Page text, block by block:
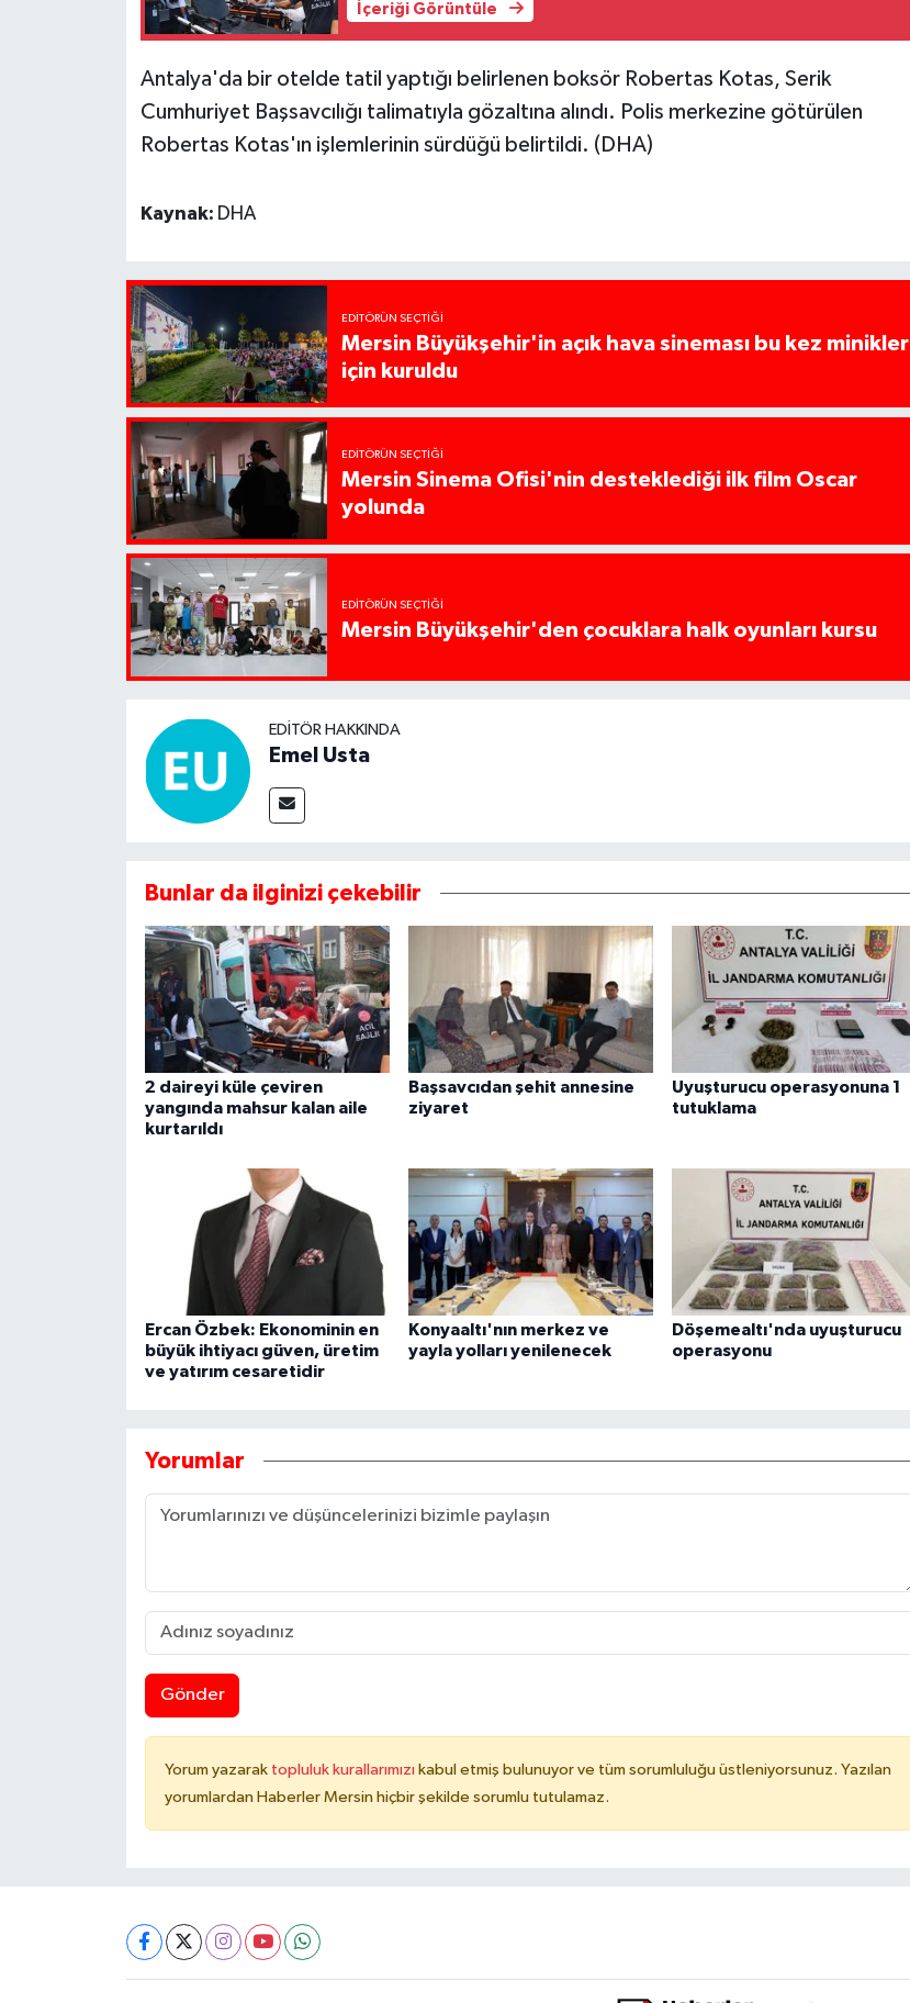
İçeriği Görüntüle
Antalya'da bir otelde tatil yaptığı belirlenen boksör Robertas Kotas, Serik
Cumhuriyet Başsavcılığı talimatıyla gözaltına alındı. Polis merkezine götürülen
Robertas Kotas'ın işlemlerinin sürdüğü belirtildi. (DHA)
Kaynak: DHA
EDITÖRÜN SEÇTIĞI
Mersin Büyükşehir'in açık hava sineması bu kez minikler
için kuruldu
EDITÖRÜN SEÇTIĞI
Mersin Sinema Ofisi'nin desteklediği ilk film Oscar
yolunda
EDITÖRÜN SEÇTIĞI
Mersin Büyükşehir'den çocuklara halk oyunları kursu
EDITÖR HAKKINDA
Emel Usta
Bunlar da ilginizi çekebilir
2 daireyi küle çeviren
yangında mahsur kalan aile
kurtarıldı
Başsavcıdan şehit annesine
ziyaret
Uyuşturucu operasyonuna 1
tutuklama
Ercan Özbek: Ekonominin en
büyük ihtiyacı güven, üretim
ve yatırım cesaretidir
Konyaaltı'nın merkez ve
yayla yolları yenilenecek
Döşemealtı'nda uyuşturucu
operasyonu
Yorumlar
Gönder
Yorum yazarak topluluk kurallarımızı kabul etmiş bulunuyor ve tüm sorumluluğu üstleniyorsunuz. Yazılan
yorumlardan Haberler Mersin hiçbir şekilde sorumlu tutulamaz.